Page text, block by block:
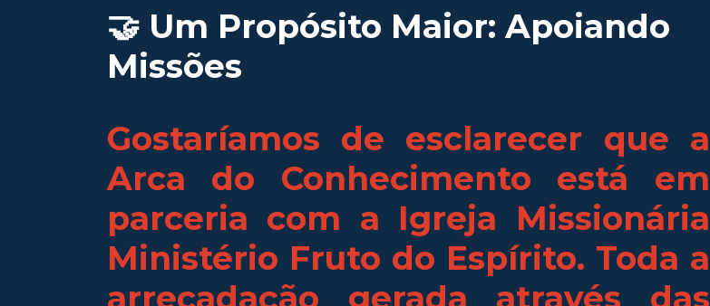
🤝 Um Propósito Maior: Apoiando
Missões
Gostaríamos de esclarecer que a
Arca do Conhecimento está em
parceria com a Igreja Missionária
Ministério Fruto do Espírito. Toda a
arrecadação gerada através das